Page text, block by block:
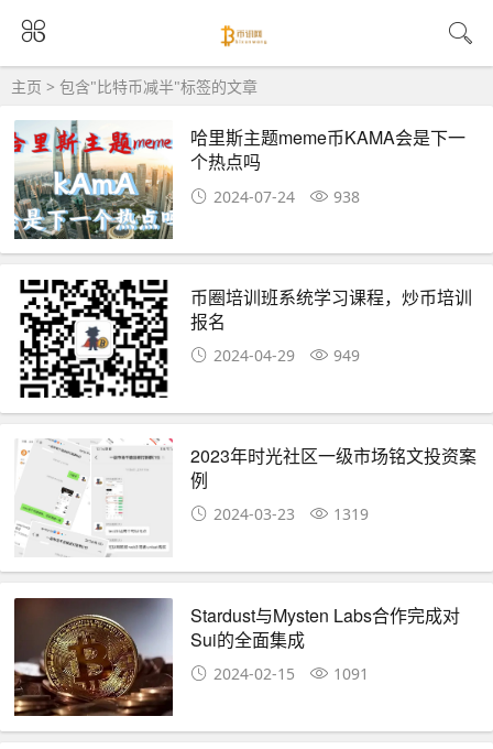
主页 > 包含"比特币减半"标签的文章
哈里斯主题meme币KAMA会是下一
个热点吗
2024-07-24 938
币圈培训班系统学习课程，炒币培训
报名
2024-04-29 949
2023年时光社区一级市场铭文投资案
例
2024-03-23 1319
Stardust与Mysten Labs合作完成对
Sui的全面集成
2024-02-15 1091